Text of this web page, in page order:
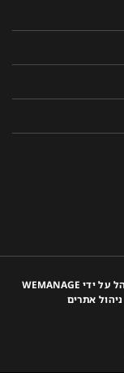
נבנה ומנוהל על ידי WEMANAGE
ניהול אתרים